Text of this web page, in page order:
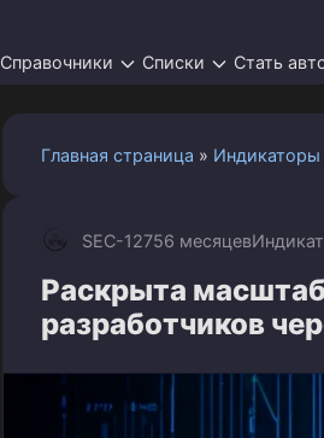
Справочники Списки Стать
Главная страница »
SEC-12756 месяцев
Раскрыта
разработчиков